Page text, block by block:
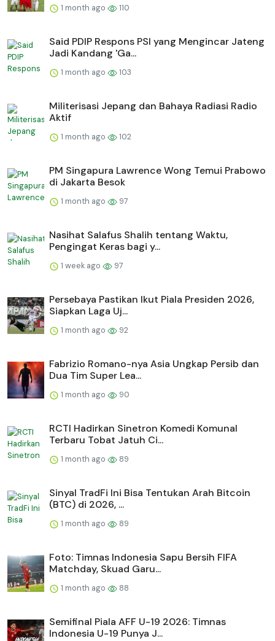
1 month ago 110
Said PDIP Respons PSI yang Mengincar Jateng
Jadi Kandang 'Ga...
1 month ago 103
Militerisasi Jepang dan Bahaya Radiasi Radio
Aktif
1 month ago 102
PM Singapura Lawrence Wong Temui Prabowo
di Jakarta Besok
1 month ago 97
Nasihat Salafus Shalih tentang Waktu,
Pengingat Keras bagi y...
1 week ago 97
Persebaya Pastikan Ikut Piala Presiden 2026,
Siapkan Laga Uj...
1 month ago 92
Fabrizio Romano-nya Asia Ungkap Persib dan
Dua Tim Super Lea...
1 month ago 90
RCTI Hadirkan Sinetron Komedi Komunal
Terbaru Tobat Jatuh Ci...
1 month ago 89
Sinyal TradFi Ini Bisa Tentukan Arah Bitcoin
(BTC) di 2026, ...
1 month ago 89
Foto: Timnas Indonesia Sapu Bersih FIFA
Matchday, Skuad Garu...
1 month ago 88
Semifinal Piala AFF U-19 2026: Timnas
Indonesia U-19 Punya J...